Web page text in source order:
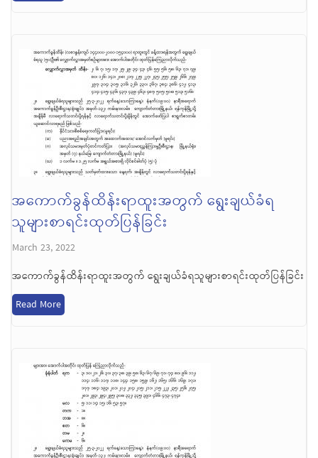
အကောက်ခွန်ထိန်းရာထူးအတွက် ရွေးချယ်ခံရ
သူများစာရင်းထုတ်ပြန်ခြင်း
March 23, 2022
အကောက်ခွန်ထိန်းရာထူးအတွက် ရွေးချယ်ခံရသူများစာရင်းထုတ်ပြန်ခြင်း
Read More